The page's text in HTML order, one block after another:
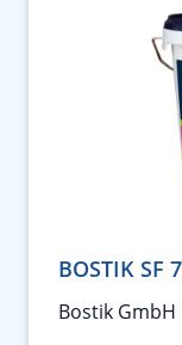
BOSTIK SF
Bostik GmbH